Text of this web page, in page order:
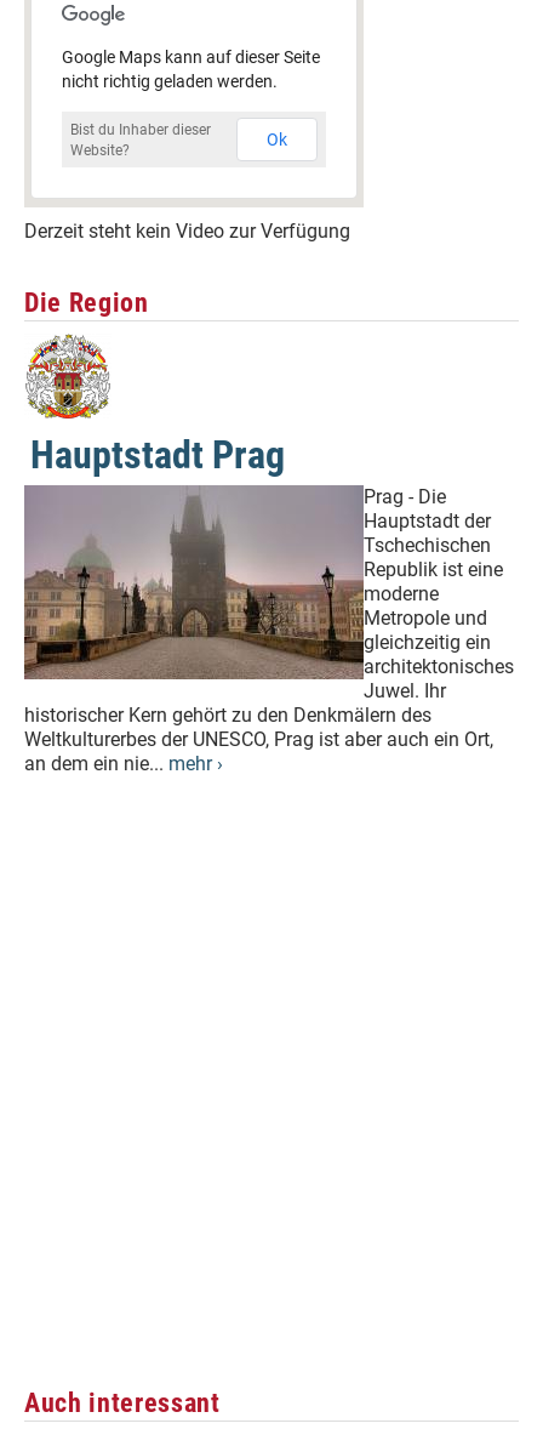
Google Maps kann auf dieser Seite
nicht richtig geladen werden.
Bist du Inhaber dieser
Website?
Ok
Derzeit steht kein Video zur Verfügung
Die Region
Hauptstadt Prag
Prag - Die
Hauptstadt der
Tschechischen
Republik ist eine
moderne
Metropole und
gleichzeitig ein
architektonisches
Juwel. Ihr
historischer Kern gehört zu den Denkmälern des
Weltkulturerbes der UNESCO, Prag ist aber auch ein Ort,
an dem ein nie... mehr ›
Auch interessant